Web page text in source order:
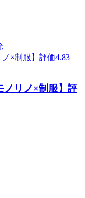
ノリノ×制服】評